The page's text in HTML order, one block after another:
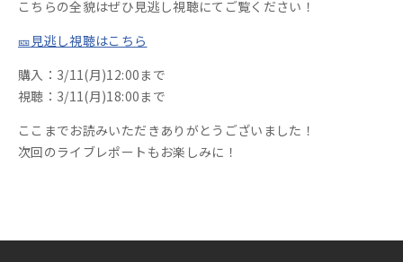
こちらの全貌はぜひ見逃し視聴にてご覧ください！
🎫見逃し視聴はこちら
購入：3/11(月)12:00まで
視聴：3/11(月)18:00まで
ここまでお読みいただきありがとうございました！
次回のライブレポートもお楽しみに！